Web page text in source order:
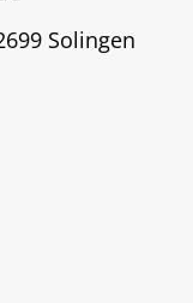
Solingen